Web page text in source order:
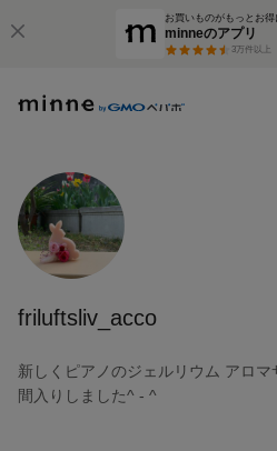
お買いものがもっとお得
minneのアプリ
3万件以上
friluftsliv_acco
新しくピアノのジェルリウム アロ
間入りしました^ - ^